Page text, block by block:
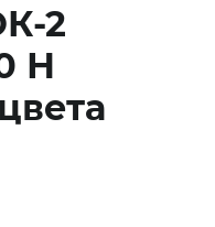
2
Н